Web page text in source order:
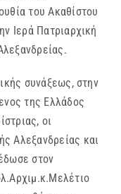
του Ακαθίστου
Ιερά Πατριαρχική
συνάξεως, στην
της Ελλάδος
οι
Αλεξανδρείας και
στον